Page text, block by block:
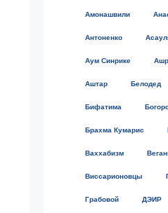
Амонашвили
Антоненко
Аум Синрике
Аштар Белодед
Бифатима
Брахма Кумарис
Ваххабизм
Виссарионовцы
Грабовой ДЭИР